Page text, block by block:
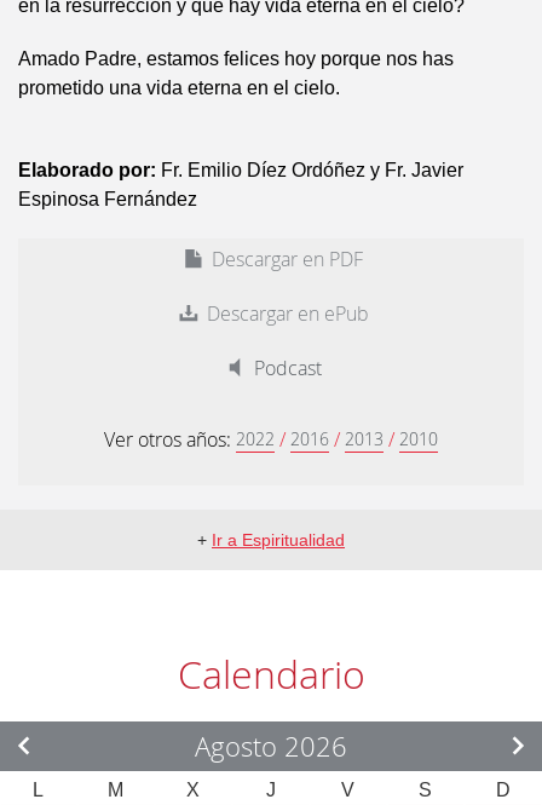
en la resurrección y que hay vida eterna en el cielo?
Amado Padre, estamos felices hoy porque nos has
prometido una vida eterna en el cielo.
Elaborado por: Fr. Emilio Díez Ordóñez y Fr. Javier
Espinosa Fernández
Descargar en PDF
Descargar en ePub
Podcast
Ver otros años: 2022 / 2016 / 2013 / 2010
+ Ir a Espiritualidad
Calendario
Agosto 2026
L M X J V S D